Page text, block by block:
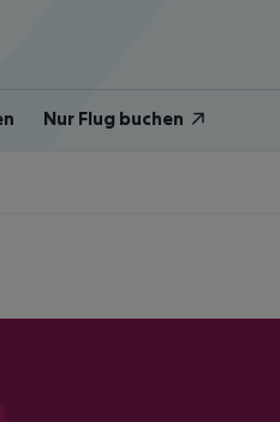
Nur Flug buchen